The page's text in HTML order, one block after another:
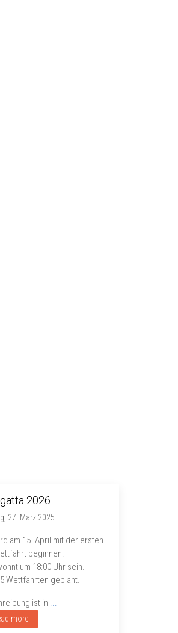
2026
27. März 2025
am 15. April mit der ersten
beginnen.
um 18:00 Uhr sein.
Wettfahrten geplant.
ist in ...
more